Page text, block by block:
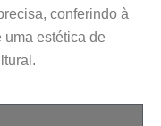
conferindo à
uma estética de